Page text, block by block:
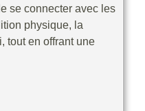
se connecter avec les
physique, la
tout en offrant une